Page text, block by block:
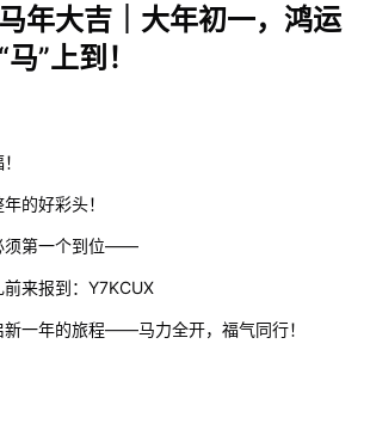
年大吉｜大年初一，鸿运
”上到！
的好彩头！
须第一个到位——
来报到：Y7KCUX
一年的旅程——马力全开，福气同行！